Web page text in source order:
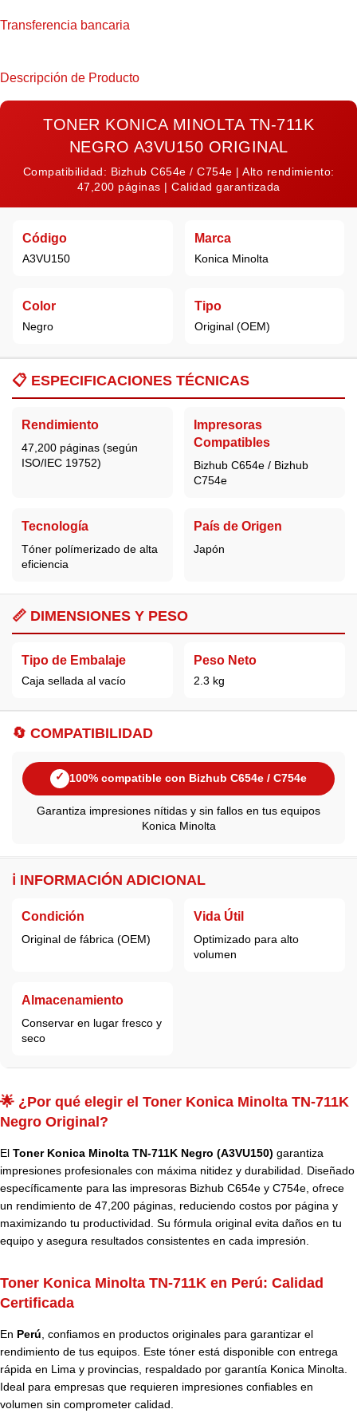
Transferencia bancaria
Descripción de Producto
TONER KONICA MINOLTA TN-711K
NEGRO A3VU150 ORIGINAL
Compatibilidad: Bizhub C654e / C754e | Alto rendimiento:
47,200 páginas | Calidad garantizada
Código
A3VU150
Marca
Konica Minolta
Color
Negro
Tipo
Original (OEM)
📋 ESPECIFICACIONES TÉCNICAS
Rendimiento
47,200 páginas (según
ISO/IEC 19752)
Impresoras
Compatibles
Bizhub C654e / Bizhub
C754e
Tecnología
Tóner polímerizado de alta
eficiencia
País de Origen
Japón
📏 DIMENSIONES Y PESO
Tipo de Embalaje
Caja sellada al vacío
Peso Neto
2.3 kg
🔄 COMPATIBILIDAD
✓ 100% compatible con Bizhub C654e / C754e
Garantiza impresiones nítidas y sin fallos en tus equipos
Konica Minolta
ℹ️ INFORMACIÓN ADICIONAL
Condición
Original de fábrica (OEM)
Vida Útil
Optimizado para alto
volumen
Almacenamiento
Conservar en lugar fresco y
seco
🌟 ¿Por qué elegir el Toner Konica Minolta TN-711K
Negro Original?
El Toner Konica Minolta TN-711K Negro (A3VU150) garantiza
impresiones profesionales con máxima nitidez y durabilidad. Diseñado
específicamente para las impresoras Bizhub C654e y C754e, ofrece
un rendimiento de 47,200 páginas, reduciendo costos por página y
maximizando tu productividad. Su fórmula original evita daños en tu
equipo y asegura resultados consistentes en cada impresión.
Toner Konica Minolta TN-711K en Perú: Calidad
Certificada
En Perú , confiamos en productos originales para garantizar el
rendimiento de tus equipos. Este tóner está disponible con entrega
rápida en Lima y provincias, respaldado por garantía Konica Minolta.
Ideal para empresas que requieren impresiones confiables en
volumen sin comprometer calidad.